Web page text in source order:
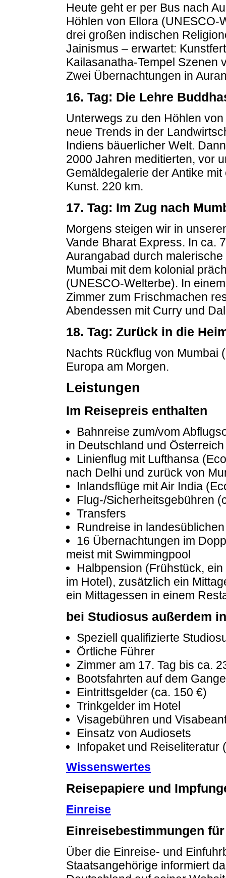
Heute geht er per Bus nach
Höhlen von Ellora (UNESCO-
drei großen indischen
Jainismus – erwartet:
Kailasanatha-Tempel Szenen
Zwei Übernachtungen in
16. Tag: Die Lehre
Unterwegs zu den Höhlen
neue Trends in der
Indiens bäuerlicher Welt.
2000 Jahren meditierten, vor
Gemäldegalerie der Antike
Kunst. 220 km.
17. Tag: Im Zug nach
Morgens steigen wir in
Vande Bharat Express. In ca.
Aurangabad durch
Mumbai mit dem kolonial
(UNESCO-Welterbe). In
Zimmer zum Frischmachen
Abendessen mit Curry und
18. Tag: Zurück in die
Nachts Rückflug von Mumbai
Europa am Morgen.
Leistungen
Im Reisepreis enthalten
Bahnreise zum/vom
in Deutschland und Österreich
Linienflug mit Lufthansa
nach Delhi und zurück von
Inlandsflüge mit Air India
Flug-/Sicherheitsgebühren
Transfers
Rundreise in
16 Übernachtungen im
meist mit Swimmingpool
Halbpension (Frühstück,
im Hotel), zusätzlich ein
ein Mittagessen in einem
bei Studiosus außerdem
Speziell qualifizierte
Örtliche Führer
Zimmer am 17. Tag bis ca.
Bootsfahrten auf dem
Eintrittsgelder (ca. 150 €)
Trinkgelder im Hotel
Visagebühren und
Einsatz von Audiosets
Infopaket und Reiseliteratur
Wissenswertes
Reisepapiere und
Einreise
Einreisebestimmungen
Über die Einreise- und
Staatsangehörige informiert